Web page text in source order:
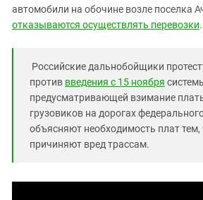
Южная Осетия
Южный Кавказ
автомобили на обочине возле поселка
отказываются осуществлять перевозки.
Российские дальнобойщики
против введения с 15 ноября
предусматривающей взимание
грузовиков на дорогах
объясняют необходимость плат
причиняют вред трассам.